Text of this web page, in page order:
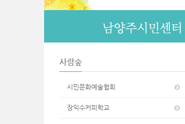
사람숲
시민문화예술협회
장익수커피학교